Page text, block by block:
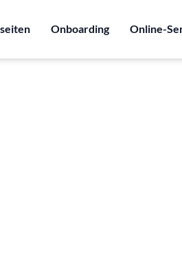
Onboarding Online-